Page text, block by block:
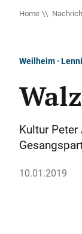
Home
Weilheim ·
Kultur
10.01.2019